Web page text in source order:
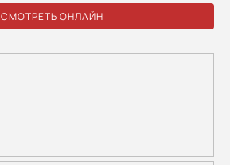
СМОТРЕТЬ ОНЛАЙН